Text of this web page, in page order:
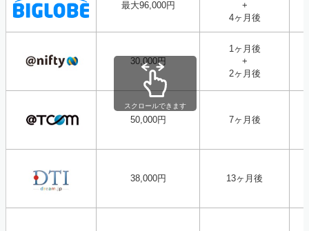
最大96,000円
+
4ヶ月後
30,000円
1ヶ月後
+
2ヶ月後
50,000円 7ヶ月後
38,000円 13ヶ月後
スクロールできます